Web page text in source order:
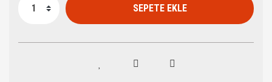
SEPETE EKLE